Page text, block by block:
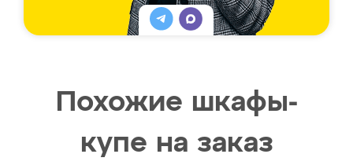
Похожие шкафы-
купе на заказ